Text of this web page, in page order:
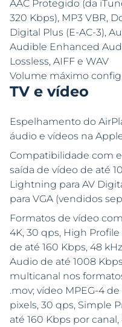
AAC Protegido (da
320 Kbps), MP3 VBR,
Digital Plus (E-AC-3),
Audible Enhanced
Lossless, AIFF e WAV
Volume máximo
TV e vídeo
Espelhamento do
áudio e vídeos na
Compatibilidade com
saída de vídeo de até
Lightning para AV
para VGA (vendidos
Formatos de vídeo
4K, 30 qps, High
de até 160 Kbps, 48
Audio de até 1008
multicanal nos
.mov; vídeo MPEG-4
pixels, 30 qps, Simple
até 160 Kbps por